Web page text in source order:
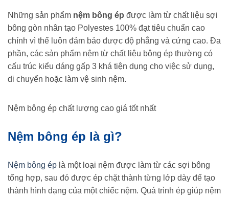
Những sản phẩm nệm bông ép được làm từ chất liệu sợi
bông gòn nhân tạo Polyestes 100% đạt tiêu chuẩn cao
chính vì thế luôn đảm bảo được độ phẳng và cứng cao. Đa
phần, các sản phẩm nệm từ chất liệu bông ép thường có
cấu trúc kiểu dáng gấp 3 khá tiện dụng cho việc sử dụng,
di chuyển hoặc làm vệ sinh nệm.
Nệm bông ép chất lượng cao giá tốt nhất
Nệm bông ép là gì?
Nệm bông ép là một loại nệm được làm từ các sợi bông
tổng hợp, sau đó được ép chặt thành từng lớp dày để tạo
thành hình dạng của một chiếc nệm. Quá trình ép giúp nệm